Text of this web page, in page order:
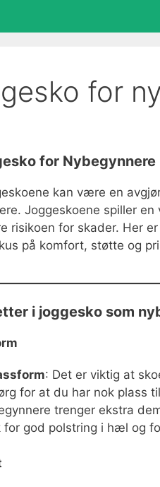
for
for Nybegynnere
kan være en
Joggeskoene spiller
risikoen for skader. Her
på komfort, støtte og
i joggesko som
: Det er viktig at
for at du har nok plass
trenger ekstra
for god polstring i hæl og